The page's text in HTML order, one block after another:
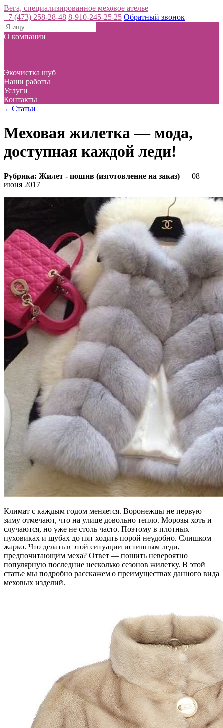
Вега, специализированное меховое ателье
+7 (473) 258-28-48 8-910-245-25-25 Обратный звонок
О компании
Экочистка шуб
Наши работы
Услуги
Контакты
←Статьи
Меховая жилетка — мода,
доступная каждой леди!
Рубрика: Жилет - пошив (изготовление на заказ) — 08
июня 2017
Климат с каждым годом меняется. Воронежцы не первую
зиму отмечают, что на улице довольно тепло. Морозы хоть и
случаются, но уже не столь часто. Поэтому в плотных
пуховиках и шубах до пят ходить порой неудобно. Слишком
жарко. Что делать в этой ситуации истинным леди,
предпочитающим меха? Ответ — пошить невероятно
популярную последние несколько сезонов жилетку. В этой
статье мы подробно расскажем о преимуществах данного вида
меховых изделий.